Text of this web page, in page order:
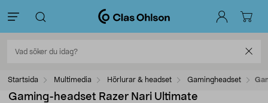
Startsida Multimedia Hörlurar & headset Gamingheadset
Gaming-headset Razer Nari Ultimate